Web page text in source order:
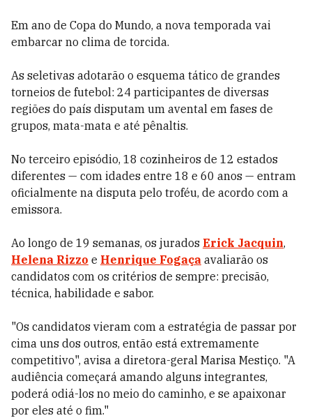
Em ano de Copa do Mundo, a nova temporada vai
embarcar no clima de torcida.
As seletivas adotarão o esquema tático de grandes
torneios de futebol: 24 participantes de diversas
regiões do país disputam um avental em fases de
grupos, mata-mata e até pênaltis.
No terceiro episódio, 18 cozinheiros de 12 estados
diferentes — com idades entre 18 e 60 anos — entram
oficialmente na disputa pelo troféu, de acordo com a
emissora.
Ao longo de 19 semanas, os jurados Erick Jacquin,
Helena Rizzo e Henrique Fogaça avaliarão os
candidatos com os critérios de sempre: precisão,
técnica, habilidade e sabor.
"Os candidatos vieram com a estratégia de passar por
cima uns dos outros, então está extremamente
competitivo", avisa a diretora-geral Marisa Mestiço. "A
audiência começará amando alguns integrantes,
poderá odiá-los no meio do caminho, e se apaixonar
por eles até o fim."